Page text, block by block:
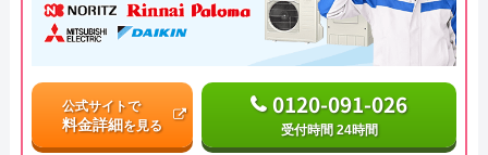
公式サイトで
料金詳細を見る
0120-091-026
受付時間 24時間